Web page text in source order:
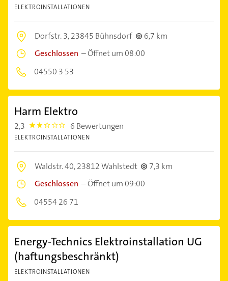
ELEKTROINSTALLATIONEN
Dorfstr. 3,23845 Bühnsdorf
6,7 km
Geschlossen –Öffnet um 08:00
04550 3 53
Harm Elektro
2,3 2.3 6 Bewertungen
ELEKTROINSTALLATIONEN
Waldstr. 40,23812 Wahlstedt
7,3 km
Geschlossen –Öffnet um 09:00
04554 26 71
Energy-Technics Elektroinstallation UG
(haftungsbeschränkt)
ELEKTROINSTALLATIONEN